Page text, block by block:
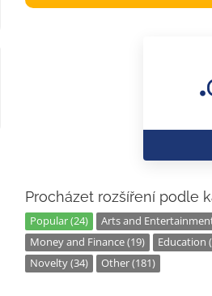
Procházet rozšíření podle
Popular (24) Arts and
Money and Finance (19)
Education
Novelty (34)
Other (181)